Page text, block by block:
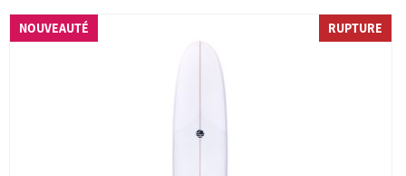
NOUVEAUTÉ RUPTURE